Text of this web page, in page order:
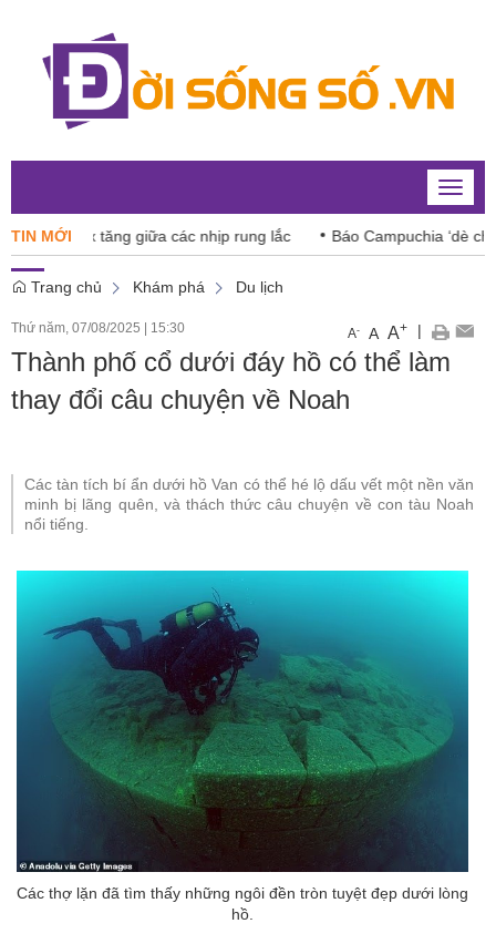
Toggle
TIN MỚItăng giữa các nhịp rung lắc Báo Campuchia ‘dè chừng’
Trang chủ Khám phá Du lịch
Thứ năm, 07/08/2025 15:30 A- A A+ |
Thành phố cổ dưới đáy hồ có thể làm
thay đổi câu chuyện về Noah
Các tàn tích bí ẩn dưới hồ Van có thể hé lộ dấu vết một nền văn
minh bị lãng quên, và thách thức câu chuyện về con tàu Noah
nổi tiếng.
Các thợ lặn đã tìm thấy những ngôi đền tròn tuyệt đẹp dưới lòng
hồ.